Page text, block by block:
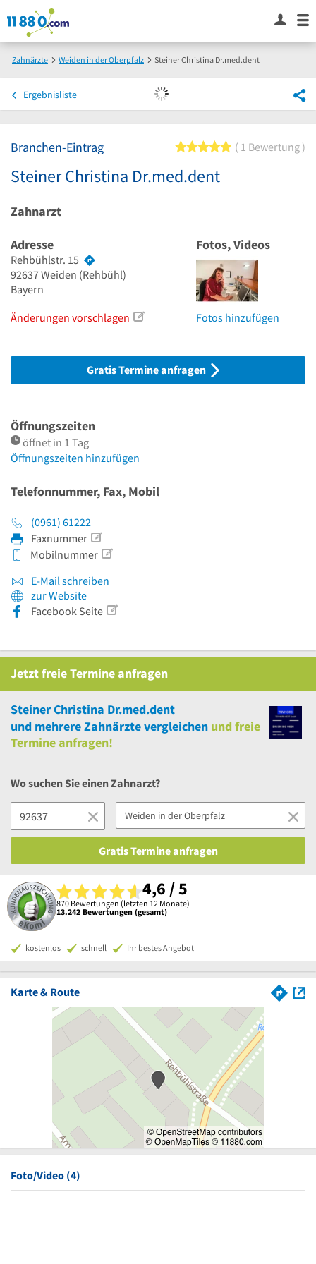
Zahnärzte Weiden in der Oberpfalz Steiner Christina Dr.med.dent
Ergebnisliste
Branchen-Eintrag 5 von 5 Sternen
1 Bewertung
Steiner Christina Dr.med.dent
Zahnarzt
Adresse
Rehbühlstr. 15
92637Weiden (Rehbühl)
Bayern
Änderungen vorschlagen
Fotos, Videos
Fotos hinzufügen
Gratis Termine anfragen
Öffnungszeiten
öffnet in 1 Tag
Öffnungszeiten hinzufügen
Telefonnummer, Fax, Mobil
(0961) 61222
Faxnummer
Mobilnummer
E-Mail schreiben
zur Website
Facebook Seite
JetztfreieTermine anfragen
Steiner Christina Dr.med.dent
und mehrereZahnärzte vergleichen undfreie
Termine anfragen!
Wo suchen Sie einen Zahnarzt?
Gratis Termine anfragen
4,6 / 5
870 Bewertungen (letzten 12 Monate)
13.242 Bewertungen (gesamt)
kostenlos schnell Ihr bestes Angebot
Karte & Route
Foto/Video (4)